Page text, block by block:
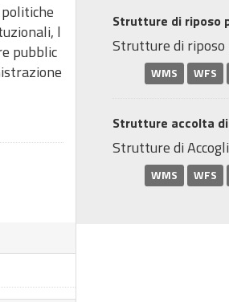
l
pubblic
Strutture di riposo
Strutture di riposo
WMS WFS
Strutture accolta
Strutture di
WMS WFS